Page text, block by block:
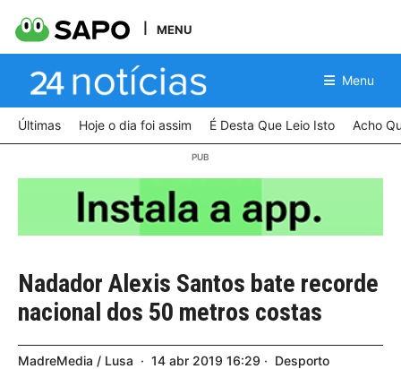
MENU
Menu
Últimas Hoje o dia foi assim É Desta Que Leio Isto Acho
Nadador Alexis Santos bate recorde
nacional dos 50 metros costas
MadreMedia / Lusa 14 abr 2019 16:29 Desporto